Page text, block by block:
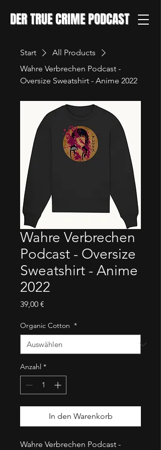
DER TRUE CRIME PODCAST
Start
All Products
Wahre Verbrechen Podcast -
Oversize Sweatshirt - Anime 2022
Wahre Verbrechen
Podcast - Oversize
Sweatshirt - Anime
2022
39,00 €
Organic Cotton *
Anzahl *
In den Warenkorb
Wahre Verbrechen Podcast -